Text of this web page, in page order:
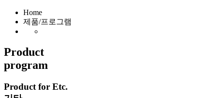
Home
제품/프로그램
Product
program
Product for Etc.